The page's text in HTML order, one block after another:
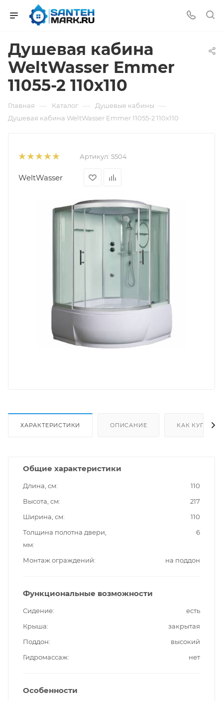
Душевая кабина
WeltWasser Emmer
11055-2 110х110
Главная — Каталог — Душевые кабины —
Душевая кабина WeltWasser Emmer 11055-2 110х110
Артикул: 5504
WeltWasser
ХАРАКТЕРИСТИКИ ОПИСАНИЕ КАК КУПИТЬ
Общие характеристики
Длина, см
110
Высота, см
217
Ширина, см
110
Толщина полотна двери,
мм
6
Монтаж ограждений на поддон
Функциональные возможности
Сидение
есть
Крыша
закрытая
Поддон
высокий
Гидромассаж
нет
Особенности